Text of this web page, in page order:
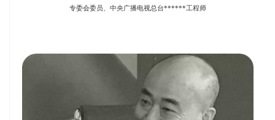
专委会委员、中央广播电视总台******工程师